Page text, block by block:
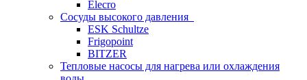
Elecro
Сосуды высокого давления
ESK Schultze
Frigopoint
BITZER
Тепловые насосы для нагрева или охлаждения